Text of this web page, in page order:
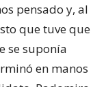
pensado y, al
que tuve que
se suponía
en manos